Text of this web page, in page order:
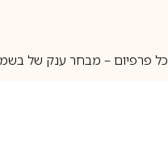
כל פרפיום – מבחר ענק של